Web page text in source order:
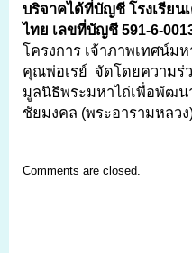
บริจาคได้ที่บัญชี โรงเรียน
ไทย เลขที่บัญชี 591-6-
โครงการ เจ้าภาพเทศน์ม
คุณพ่อเรย์ จัดโดยความร่
มูลนิธิพระมหาไถ่เพื่อพัฒน
ชัยมงคล (พระอารามหลว
Comments are closed.